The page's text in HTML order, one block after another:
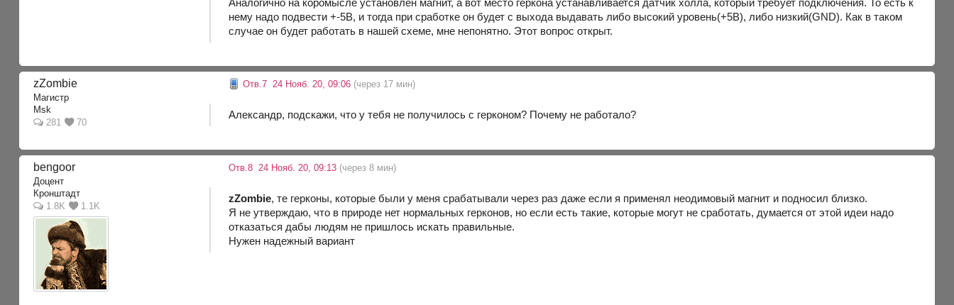
Аналогично на коромысле установлен магнит, а вот место геркона устанавливается датчик холла, который требует подключения. То есть к
нему надо подвести +-5В, и тогда при сработке он будет с выхода выдавать либо высокий уровень(+5В), либо низкий(GND). Как в таком
случае он будет работать в нашей схеме, мне непонятно. Этот вопрос открыт.
zZombie
Магистр
Msk
281
70
Отв.7 24 Нояб. 20, 09:06 (через 17 мин)
Александр, подскажи, что у тебя не получилось с герконом? Почему не работало?
bengoor
Доцент
Кронштадт
1.8K
1.1K
Отв.8 24 Нояб. 20, 09:13 (через 8 мин)
zZombie, те герконы, которые были у меня срабатывали через раз даже если я применял неодимовый магнит и подносил близко.
Я не утверждаю, что в природе нет нормальных герконов, но если есть такие, которые могут не сработать, думается от этой идеи надо
отказаться дабы людям не пришлось искать правильные.
Нужен надежный вариант